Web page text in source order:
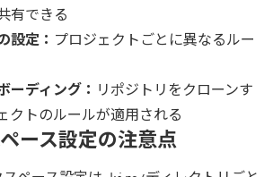
有できる
設定： プロジェクトごとに異なるルー
ーディング： リポジトリをクローンす
クトのルールが適用される
ース設定の注意点